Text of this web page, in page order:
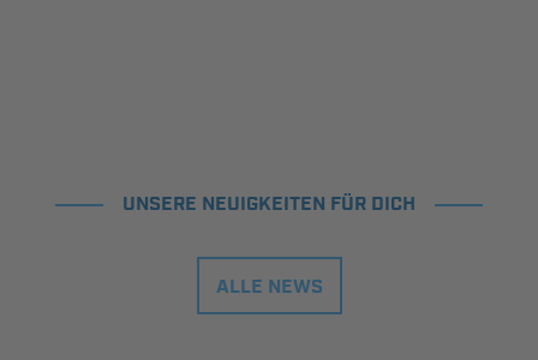
UNSERE NEUIGKEITEN FÜR DICH
ALLE NEWS